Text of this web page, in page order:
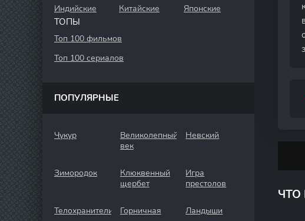
ЧТО
Индийские
Китайские Японские
ТОПЫ
Топ 100 фильмов
Топ 100 сериалов
ПОПУЛЯРНЫЕ
Чукур
Великолепный
век
Невский
Зимородок
Клюквенный
щербет
Игра
престолов
Телохранители Горничная Ландыши